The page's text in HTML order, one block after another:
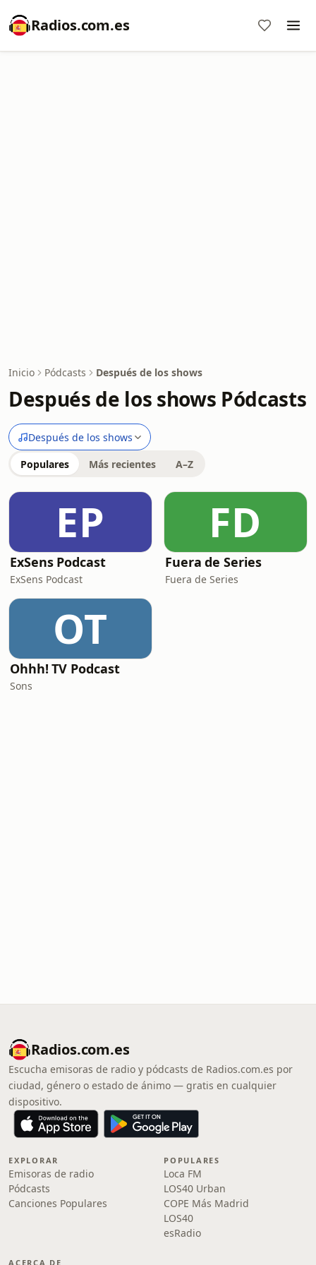
Radios.com.es
Inicio Pódcasts Después de los shows
Después de los shows Pódcasts
Después de los shows
Populares Más recientes A–Z
EP
ExSens Podcast
ExSens Podcast
FD
Fuera de Series
Fuera de Series
OT
Ohhh! TV Podcast
Sons
Radios.com.es
Escucha emisoras de radio y pódcasts de Radios.com.es por
ciudad, género o estado de ánimo — gratis en cualquier
dispositivo.
EXPLORAR
Emisoras de radio
Pódcasts
Canciones Populares
POPULARES
Loca FM
LOS40 Urban
COPE Más Madrid
LOS40
esRadio
ACERCA DE